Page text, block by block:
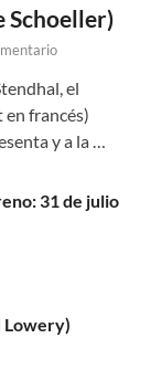
Schoeller)
el
francés)
y a la …
31 de julio
Lowery)